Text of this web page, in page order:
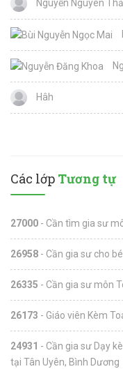
Nguyễn Nguyên
Hâh
Các lớp Tương tự
27000 - Cần tìm gia sư
26958 - Cần gia sư cho
26335 - Cần gia sư môn
26173 - Giáo viên Kèm
24931 - Cần gia sư Dạy
tại Tân Uyên, Bình Dương